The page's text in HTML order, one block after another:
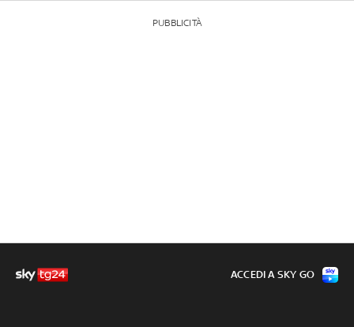
PUBBLICITÀ
ACCEDI A SKY GO